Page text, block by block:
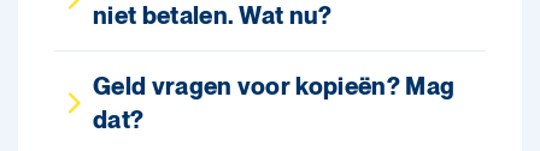
niet betalen. Wat nu?
Geld vragen voor kopieën? Mag
dat?